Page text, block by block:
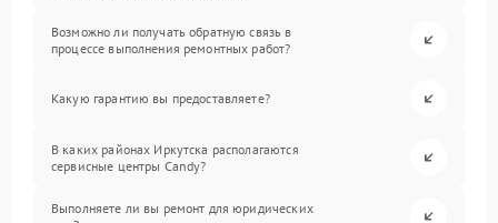
Возможно ли получать обратную связь в
процессе выполнения ремонтных работ?
Какую гарантию вы предоставляете?
В каких районах Иркутска располагаются
сервисные центры Candy?
Выполняете ли вы ремонт для юридических